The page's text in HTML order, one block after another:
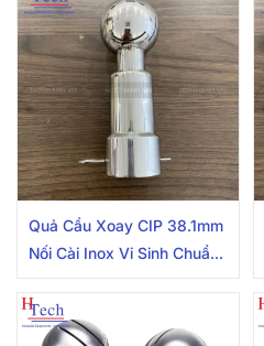
Quả Cầu Xoay CIP 38.1mm
Nối Cài Inox Vi Sinh Chuẩn